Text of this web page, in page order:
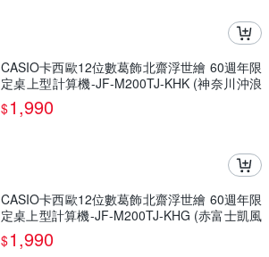
CASIO卡西歐12位數葛飾北齋浮世繪 60週年限
定桌上型計算機-JF-M200TJ-KHK (神奈川沖浪
裏)
$1,990
CASIO卡西歐12位數葛飾北齋浮世繪 60週年限
定桌上型計算機-JF-M200TJ-KHG (赤富士凱風
快晴)
$1,990